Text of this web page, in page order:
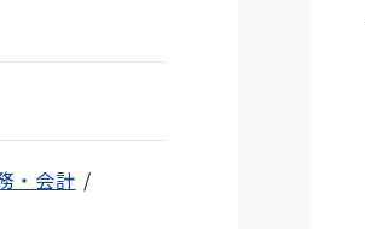
・会計